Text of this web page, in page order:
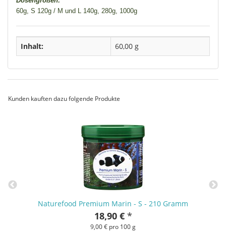
60g, S 120g / M und L 140g, 280g, 1000g
Inhalt: 60,00 g
Kunden kauften dazu folgende Produkte
Naturefood Premium Marin - S - 210 Gramm
18,90 € *
9,00 € pro 100 g